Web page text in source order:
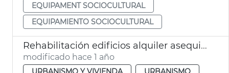
EQUIPAMENT SOCIOCULTURAL
EQUIPAMIENTO SOCIOCULTURAL
Rehabilitación edificios alquiler asequible Cabanyal
modificado hace 1 año